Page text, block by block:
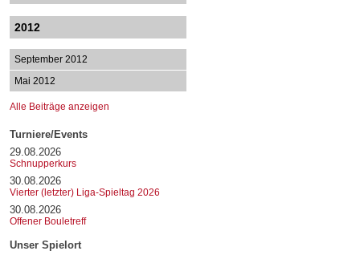
2012
September 2012
Mai 2012
Alle Beiträge anzeigen
Turniere/Events
29.08.2026
Schnupperkurs
30.08.2026
Vierter (letzter) Liga-Spieltag 2026
30.08.2026
Offener Bouletreff
Unser Spielort